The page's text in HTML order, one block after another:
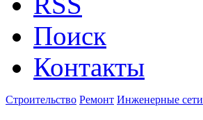
Поиск
Контакты
Строительство Ремонт Инженерные сети